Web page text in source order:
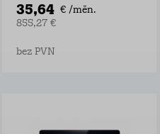
35,64 € /mēn.
855,27 €
bez PVN